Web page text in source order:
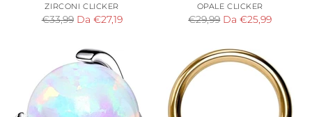
ZIRCONI CLICKER
Prezzo
€33,99 Da €27,19
OPALE CLICKER
Prezzo
€29,99 Da €25,99